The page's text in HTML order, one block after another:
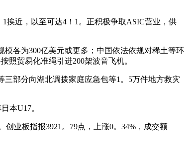
近，以至可达4！1。正积极争取ASIC营业，供
各为300亿美元或更多；中国依法依规对稀土等环
照贸易化准绳引进200架波音飞机。
部分向湖北调拨家庭应急包等1。5万件地方救灾
本U17。
业板指报3921。79点，上涨0。34%，成交额